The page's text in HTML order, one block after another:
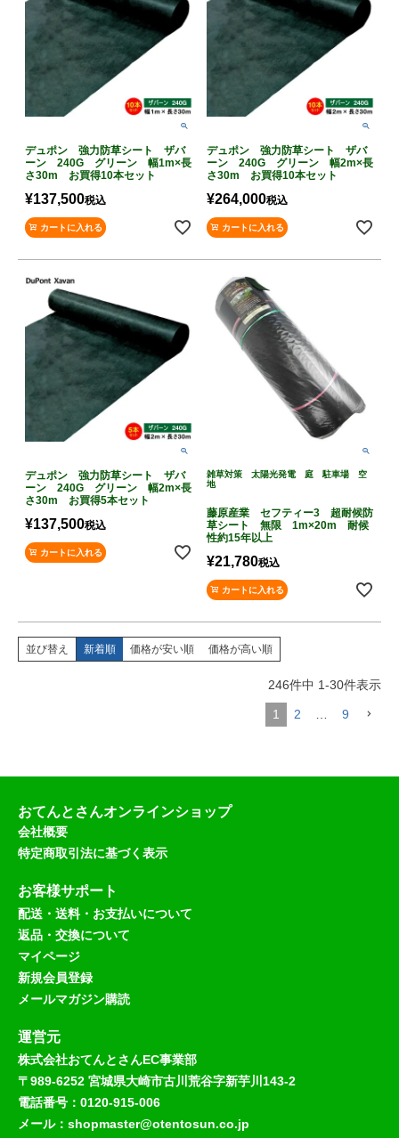
デュポン 強力防草シート ザバ
ーン 240G グリーン 幅1m×長
さ30m お買得10本セット
¥137,500税込
カートに入れる
デュポン 強力防草シート ザバ
ーン 240G グリーン 幅2m×長
さ30m お買得10本セット
¥264,000税込
カートに入れる
デュポン 強力防草シート ザバ
ーン 240G グリーン 幅2m×長
さ30m お買得5本セット
¥137,500税込
カートに入れる
雑草対策 太陽光発電 庭 駐車場 空
地
藤原産業 セフティー3 超耐候防
草シート 無限 1m×20m 耐候
性約15年以上
¥21,780税込
カートに入れる
並び替え 新着順 価格が安い順 価格が高い順
246件中 1-30件表示
1 2 9
おてんとさんオンラインショップ
会社概要
特定商取引法に基づく表示
お客様サポート
配送・送料・お支払いについて
返品・交換について
マイページ
新規会員登録
メールマガジン購読
運営元
株式会社おてんとさんEC事業部
〒989-6252 宮城県大崎市古川荒谷字新芋川143-2
電話番号：0120-915-006
メール：shopmaster@otentosun.co.jp